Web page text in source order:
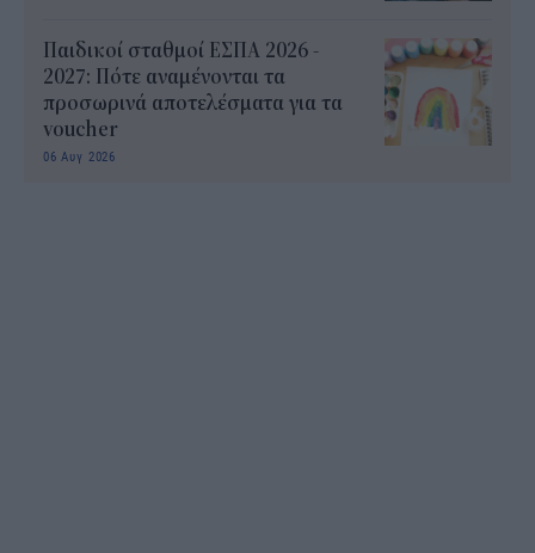
Παιδικοί σταθμοί ΕΣΠΑ 2026 -
2027: Πότε αναμένονται τα
προσωρινά αποτελέσματα για τα
voucher
06 Αυγ 2026